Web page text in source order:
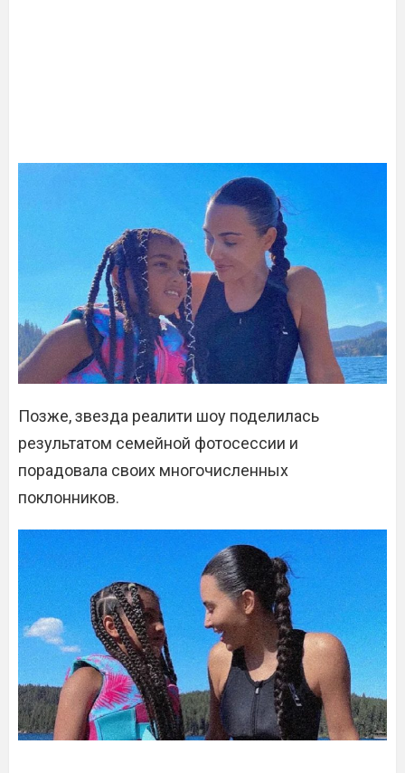
Позже, звезда реалити шоу поделилась
результатом семейной фотосессии и
порадовала своих многочисленных
поклонников.